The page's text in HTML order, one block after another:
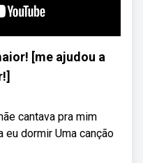
[me ajudou a
cantava pra mim
eu dormir Uma canção